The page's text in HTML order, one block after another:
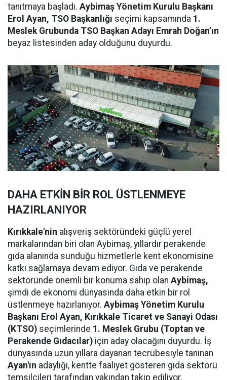
tanıtmaya başladı. Aybimaş Yönetim Kurulu Başkanı
Erol Ayan, TSO Başkanlığı seçimi kapsamında 1.
Meslek Grubunda TSO Başkan Adayı Emrah Doğan’ın
beyaz listesinden aday olduğunu duyurdu.
DAHA ETKİN BİR ROL ÜSTLENMEYE
HAZIRLANIYOR
Kırıkkale'nin alışveriş sektöründeki güçlü yerel
markalarından biri olan Aybimaş, yıllardır perakende
gıda alanında sunduğu hizmetlerle kent ekonomisine
katkı sağlamaya devam ediyor. Gıda ve perakende
sektöründe önemli bir konuma sahip olan Aybimaş,
şimdi de ekonomi dünyasında daha etkin bir rol
üstlenmeye hazırlanıyor. Aybimaş Yönetim Kurulu
Başkanı Erol Ayan, Kırıkkale Ticaret ve Sanayi Odası
(KTSO) seçimlerinde 1. Meslek Grubu (Toptan ve
Perakende Gıdacılar) için aday olacağını duyurdu. İş
dünyasında uzun yıllara dayanan tecrübesiyle tanınan
Ayan'ın adaylığı, kentte faaliyet gösteren gıda sektörü
temsilcileri tarafından yakından takip ediliyor.